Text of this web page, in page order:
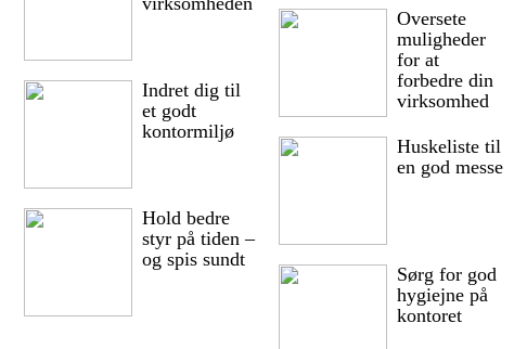
Indret dig til
et godt
kontormiljø
Hold bedre
styr på tiden –
og spis sundt
Oversete
muligheder
for at
forbedre din
virksomhed
Huskeliste til
en god messe
Sørg for god
hygiejne på
kontoret